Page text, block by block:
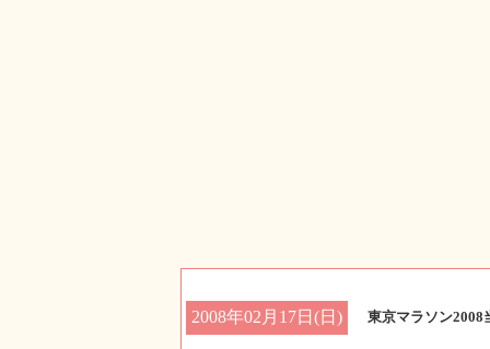
2008年02月17日(日) 東京マラソン2008